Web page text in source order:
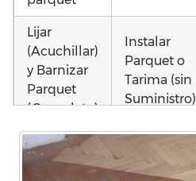
Lijar
(Acuchillar)
y Barnizar
Parquet
(Completo)
Instalar
Parquet o
Tarima (sin
Suministro)
Colocar
parquet o
parquet o